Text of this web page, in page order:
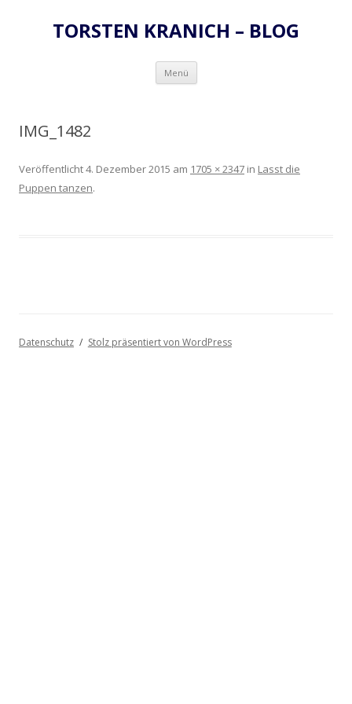
TORSTEN KRANICH – BLOG
Menü Zum
springen
IMG_1482
Veröffentlicht4. Dezember 2015 am 1705 × 2347 in Lasst die
Puppen tanzen.
Datenschutz Stolz präsentiert von WordPress